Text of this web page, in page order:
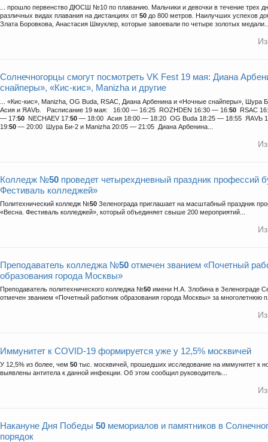
... прошло первенство ДЮСШ №10 по плаванию. Мальчики и девочки в течение трех
различных видах плавания на дистанциях от 50 до 800 метров. Наилучших успехов
Злата Боровкова, Анастасия Шмуклер, которые завоевали по четыре золотых
Солнечногорцы смогут посмотреть VK Fest 19 мая: Диана
снайперы», «Кис-кис», Manizha и другие
... «Кис-кис», Manizha, OG Buda, RSAC, Диана Арбенина и «Ночные снайперы», Шура
Асия и ЯАVЬ. Расписание 19 мая: 16:00 — 16:25 ROZHDEN 16:30 — 16:50 RSAC
— 17:50 NECHAEV 17:50 — 18:00 Асия 18:00 — 18:20 OG Buda 18:25 — 18:55 ЯАVЬ
19:50 — 20:00 Шура Би-2 и Manizha 20:05 — 21:05 Диана Арбенина...
Колледж №50 проведет четырехдневный праздник профессий
Фестиваль колледжей»
Политехнический колледж №50 Зеленограда приглашает на масштабный праздник
«Весна. Фестиваль колледжей», который объединяет свыше 200 мероприятий...
Преподаватель колледжа №50 отмечен званием «Почетный
образования города Москвы»
Преподаватель политехнического колледжа №50 имени Н.А. Злобина в Зеленограде
отмечен званием «Почетный работник образования города Москвы» за многолетнюю
Иммунитет к COVID-19 формируется уже у 12,5% москвичей
У 12,5% из более, чем 50 тыс. москвичей, прошедших исследование на иммунитет к
выявлены антитела к данной инфекции. Об этом сообщил руководитель...
Накануне Дня Победы 50 мемориалов и памятников в
порядок